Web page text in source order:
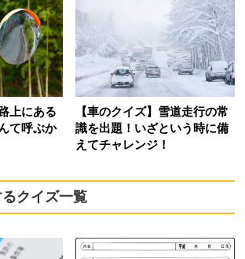
上にある
て呼ぶか
【車のクイズ】雪道走行の常
識を出題！いざという時に備
えてチャレンジ！
クイズ一覧